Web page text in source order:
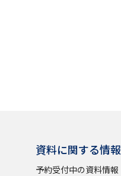
資料に関する情報
予約受付中の資料情報